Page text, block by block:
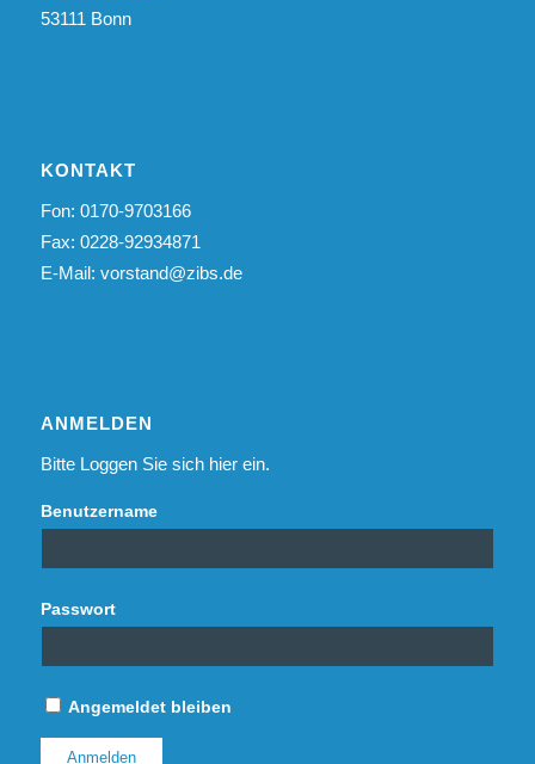
53111 Bonn
KONTAKT
Fon: 0170-9703166
Fax: 0228-92934871
E-Mail: vorstand@zibs.de
ANMELDEN
Bitte Loggen Sie sich hier ein.
Benutzername
Passwort
Angemeldet bleiben